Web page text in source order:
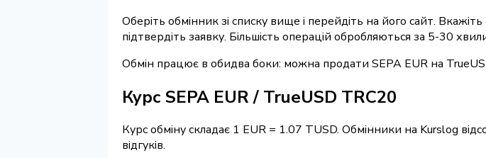
Оберіть обмінник зі списку вище і перейдіть на його сайт.
підтвердіть заявку. Більшість операцій обробляються за 5-30
Обмін працює в обидва боки: можна продати SEPA EUR на
Курс SEPA EUR / TrueUSD TRC20
Курс обміну складає 1 EUR = 1.07 TUSD. Обмінники на Kurslog
відгуків.